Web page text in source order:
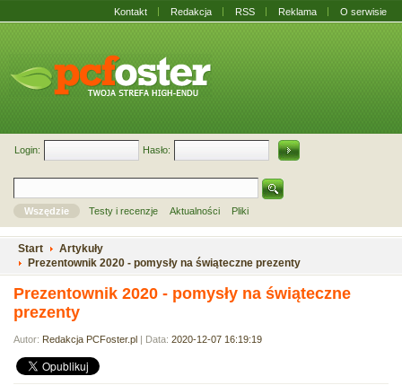
Kontakt Redakcja RSS Reklama O serwisie
Login: Hasło:
Wszędzie Testy i recenzje Aktualności Pliki
Start
Artykuły
Prezentownik 2020 - pomysły na świąteczne prezenty
Prezentownik 2020 - pomysły na świąteczne
prezenty
Autor: Redakcja PCFoster.pl | Data: 2020-12-07 16:19:19